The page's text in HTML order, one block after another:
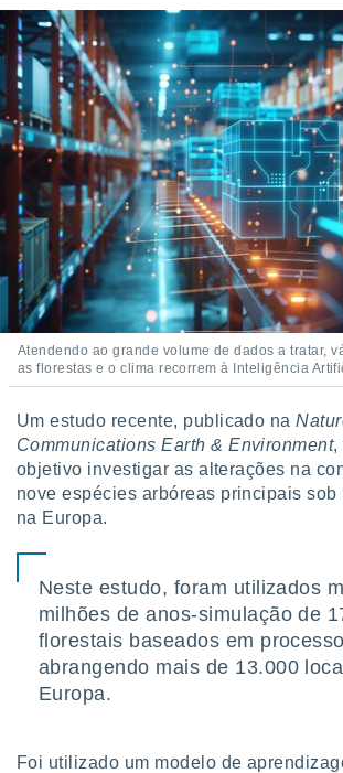
IP e
de
possam
seus
com
qual se
tal,
seu
ou opor-
qualquer
em “
na
de
num
para
Atendendo ao grande volume de dados a tratar,
as florestas e o clima recorrem à Inteligência
Um estudo recente, publicado na
Communications Earth & Environment,
objetivo investigar as alterações na
nove espécies arbóreas principais sob
na Europa.
Neste estudo, foram utilizados
milhões de anos-simulação de
florestais baseados em
abrangendo mais de 13.000
Europa.
Foi utilizado um modelo de